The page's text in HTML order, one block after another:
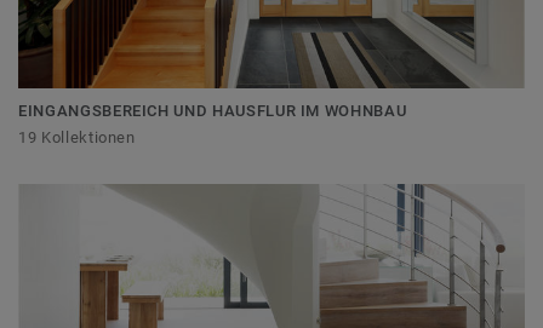
EINGANGSBEREICH UND HAUSFLUR IM WOHNBAU
19 Kollektionen